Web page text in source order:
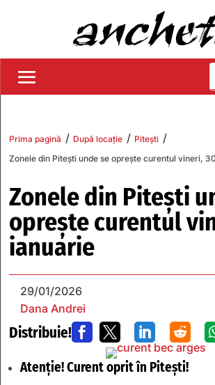
Prima pagină / După locație / Pitești /
Zonele din Pitești unde se oprește curentul vineri,
Zonele din Pitești
oprește curentul
ianuarie
29/01/2026
Dana Andrei
Distribuie!    
Atenție! Curent oprit în Pitești!